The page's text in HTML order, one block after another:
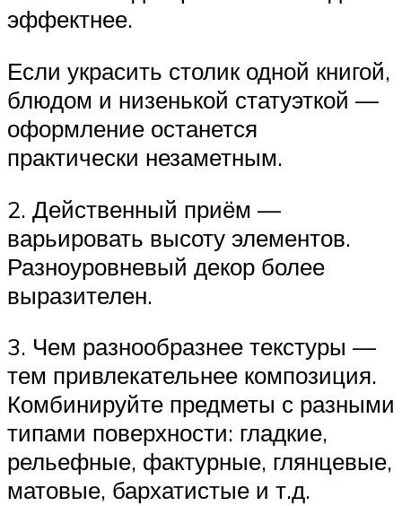
эффектнее.
Если украсить столик одной книгой,
блюдом и низенькой статуэткой —
оформление останется
практически незаметным.
2. Действенный приём —
варьировать высоту элементов.
Разноуровневый декор более
выразителен.
3. Чем разнообразнее текстуры —
тем привлекательнее композиция.
Комбинируйте предметы с разными
типами поверхности: гладкие,
рельефные, фактурные, глянцевые,
матовые, бархатистые и т.д.